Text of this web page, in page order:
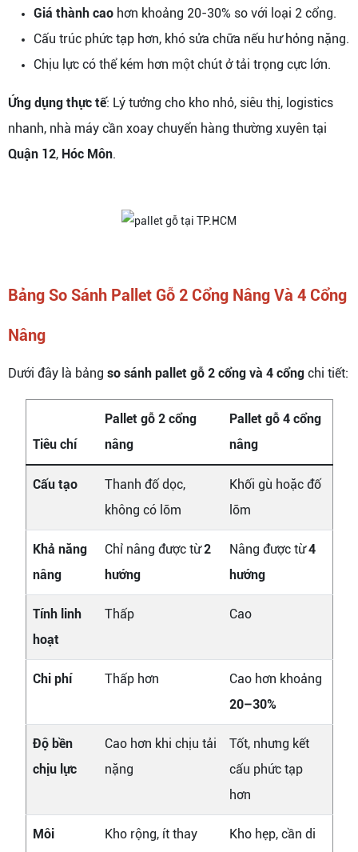
Giá thành cao hơn khoảng 20-30% so với loại 2 cổng.
Cấu trúc phức tạp hơn, khó sửa chữa nếu hư hỏng nặng.
Chịu lực có thể kém hơn một chút ở tải trọng cực lớn.
Ứng dụng thực tế: Lý tưởng cho kho nhỏ, siêu thị, logistics
nhanh, nhà máy cần xoay chuyển hàng thường xuyên tại
Quận 12, Hóc Môn.
Bảng So Sánh Pallet Gỗ 2 Cổng Nâng Và 4 Cổng
Nâng
Dưới đây là bảng so sánh pallet gỗ 2 cổng và 4 cổng chi tiết:
Tiêu chí
Pallet gỗ 2 cổng
nâng
Pallet gỗ 4 cổng
nâng
Cấu tạo
Thanh đố dọc,
không có lõm
Khối gù hoặc đố
lõm
Khả năng
nâng
Chỉ nâng được từ2
hướng
Nâng được từ4
hướng
Tính linh
hoạt
Thấp Cao
Chi phí Thấp hơn
Cao hơn khoảng
20–30%
Độ bền
chịu lực
Cao hơn khi chịu tải
nặng
Tốt, nhưng kết
cấu phức tạp
hơn
Môi
Kho rộng, ít thay
Kho hẹp, cần di